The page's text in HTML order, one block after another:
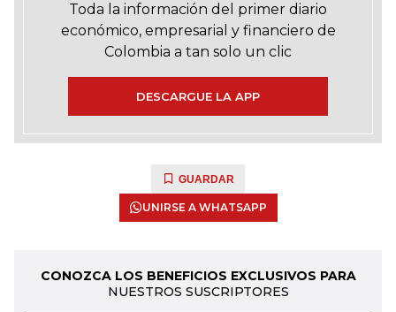
Toda la información del primer diario
económico, empresarial y financiero de
Colombia a tan solo un clic
DESCARGUE LA APP
GUARDAR
UNIRSE A WHATSAPP
CONOZCA LOS BENEFICIOS EXCLUSIVOS PARA
NUESTROS SUSCRIPTORES